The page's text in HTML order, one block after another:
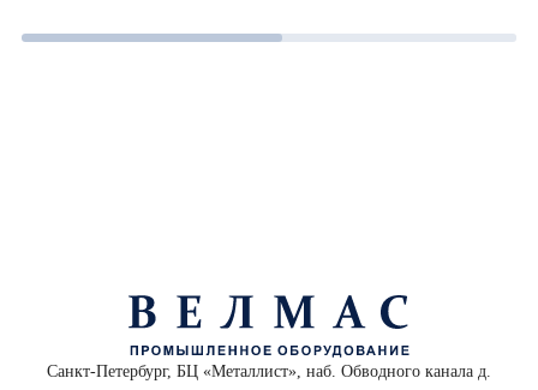
Санкт-Петербург, БЦ «Металлист», наб. Обводного канала д.